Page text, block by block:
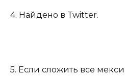
4. Найдено в Twitter.
5. Если сложить все